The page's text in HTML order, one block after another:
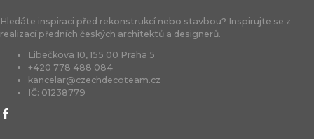
Hledáte inspiraci před rekonstrukcí nebo stavbou? Inspirujte se z
realizací předních českých architektů a designerů.
Libečkova 10, 155 00 Praha 5
+420 778 488 084
kancelar@czechdecoteam.cz
IČ: 01238779